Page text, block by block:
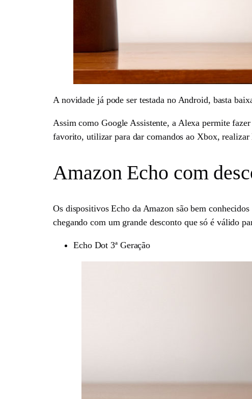
A novidade já pode ser testada no Android, basta
Assim como Google Assistente, a Alexa permite
favorito, utilizar para dar comandos ao Xbox,
Amazon Echo com
Os dispositivos Echo da Amazon são bem
chegando com um grande desconto que só é válido
Echo Dot 3ª Geração